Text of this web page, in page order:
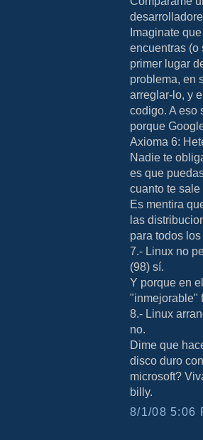
Imaginate
encuentras (o
primer lugar
problema, en
arreglar-lo, y
codigo. A eso
porque
Axioma 6:
Nadie te
es que
cuanto te
Es mentira
las
para todos
7.- Linux no
(98) sí.
Y porque en
"inmejorable"
8.- Linux
no.
Dime que
disco duro
microsoft?
billy.
8/1/08 5:06